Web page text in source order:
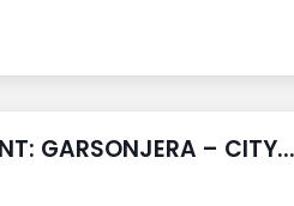
GARSONJERA –